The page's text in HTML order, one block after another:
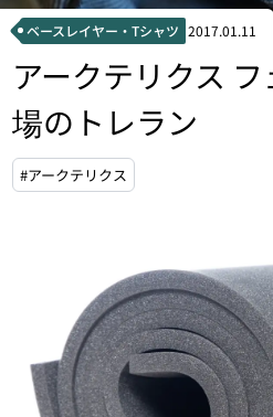
ベースレイヤー・Tシャツ 2017.01.11
アークテリクス
場のトレラン
#アークテリクス